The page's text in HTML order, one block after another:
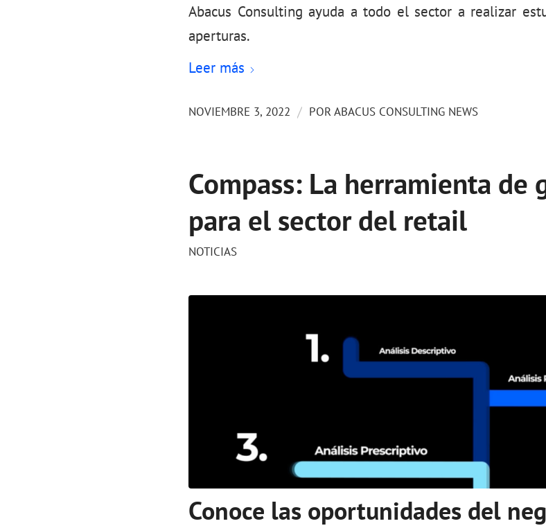
Abacus Consulting ayuda a todo el sector a realizar
aperturas.
Leer más
NOVIEMBRE 3, 2022 / PORABACUS CONSULTING NEWS
Compass: La herramienta de
para el sector del retail
NOTICIAS
Conoce las oportunidades del